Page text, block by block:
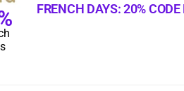
FRENCH DAYS: 20%